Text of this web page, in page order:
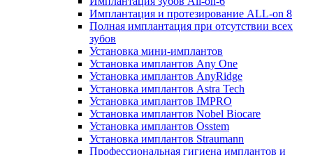
Имплантация и протезирование ALL-on 8
Полная имплантация при отсутствии всех
зубов
Установка мини-имплантов
Установка имплантов Any One
Установка имплантов AnyRidge
Установка имплантов Astra Tech
Установка имплантов IMPRO
Установка имплантов Nobel Biocare
Установка имплантов Osstem
Установка имплантов Straumann
Профессиональная гигиена имплантов и